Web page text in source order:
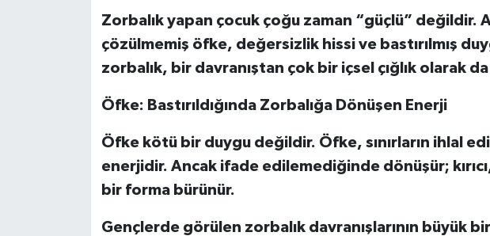
Zorbalık yapan çocuk çoğu zaman “güçlü” değildir.
çözülmemiş öfke, değersizlik hissi ve bastırılmış
zorbalık, bir davranıştan çok bir içsel çığlık olarak
Öfke: Bastırıldığında Zorbalığa Dönüşen Enerji
Öfke kötü bir duygu değildir. Öfke, sınırların ihlal
enerjidir. Ancak ifade edilemediğinde dönüşür; kırıcı,
bir forma bürünür.
Gençlerde görülen zorbalık davranışlarının büyük bir